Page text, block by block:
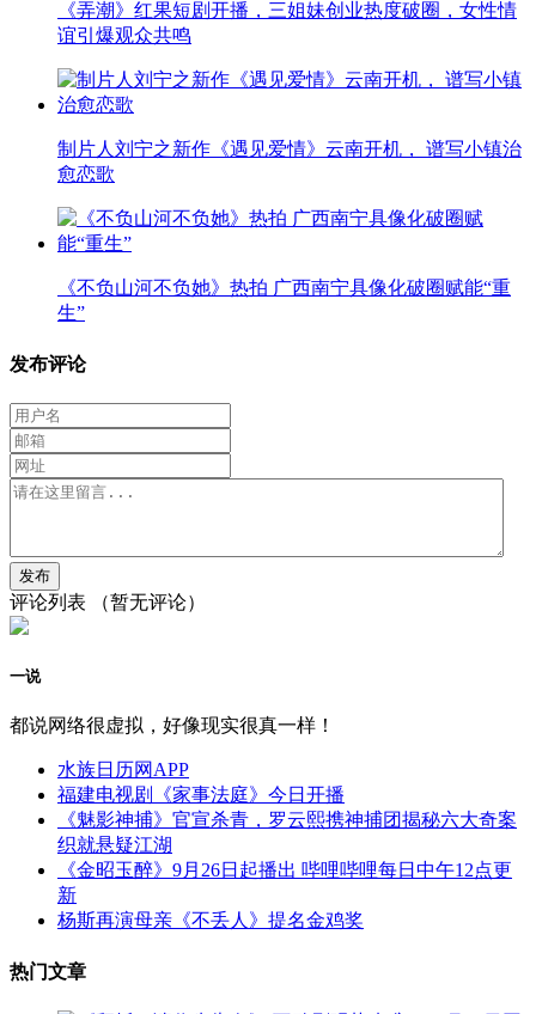
《弄潮》红果短剧开播，三姐妹创业热度破圈，女性情
谊引爆观众共鸣
制片人刘宁之新作《遇见爱情》云南开机， 谱写小镇治
愈恋歌
《不负山河不负她》热拍 广西南宁具像化破圈赋能“重
生”
发布评论
评论列表 （暂无评论）
一说
都说网络很虚拟，好像现实很真一样！
水族日历网APP
福建电视剧《家事法庭》今日开播
《魅影神捕》官宣杀青，罗云熙携神捕团揭秘六大奇案
织就悬疑江湖
《金昭玉醉》9月26日起播出 哔哩哔哩每日中午12点更
新
杨斯再演母亲《不丢人》提名金鸡奖
热门文章